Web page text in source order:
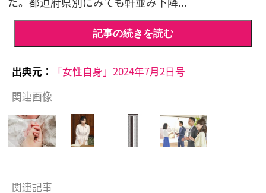
記事の続きを読む
出典元：
「女性自身」2024年7月2日号
関連画像
関連記事